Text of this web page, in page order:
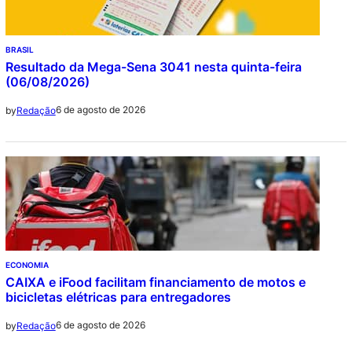
BRASIL
Resultado da Mega-Sena 3041 nesta quinta-feira
(06/08/2026)
byRedação6 de agosto de 2026
ECONOMIA
CAIXA e iFood facilitam financiamento de motos e
bicicletas elétricas para entregadores
byRedação6 de agosto de 2026